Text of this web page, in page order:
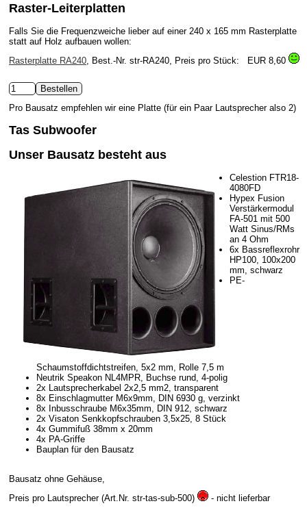
Raster-Leiterplatten
Falls Sie die Frequenzweiche lieber auf einer 240 x 165 mm Rasterplatte
statt auf Holz aufbauen wollen:
Rasterplatte RA240 , Best.-Nr. str-RA240, Preis pro Stück: EUR 8,60
Pro Bausatz empfehlen wir eine Platte (für ein Paar Lautsprecher also 2)
Tas Subwoofer
Unser Bausatz besteht aus
Celestion FTR18-
4080FD
Hypex Fusion
Verstärkermodul
FA-501 mit 500
Watt Sinus/RMs
an 4 Ohm
6x Bassreflexrohr
HP100, 100x200
mm, schwarz
PE-
Schaumstoffdichtstreifen, 5x2 mm, Rolle 7,5 m
Neutrik Speakon NL4MPR, Buchse rund, 4-polig
2x Lautsprecherkabel 2x2,5 mm2, transparent
8x Einschlagmutter M6x9mm, DIN 6930 g, verzinkt
8x Inbusschraube M6x35mm, DIN 912, schwarz
2x Visaton Senkkopfschrauben 3,5x25, 8 Stück
4x Gummifuß 38mm x 20mm
4x PA-Griffe
Bauplan für den Bausatz
Bausatz ohne Gehäuse,
Preis pro Lautsprecher (Art.Nr. str-tas-sub-500)
- nicht lieferbar